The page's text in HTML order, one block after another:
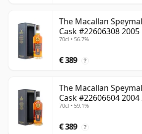
The Macallan
Cask #22606308
70cl • 56.7%
€ 389 ?
The Macallan
Cask #22606604
70cl • 59.1%
€ 389 ?